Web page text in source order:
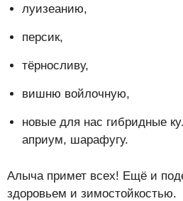
луизеанию,
персик,
тёрносливу,
вишню войлочную,
новые для нас гибридные
априум, шарафугу.
Алыча примет всех! Ещё и
здоровьем и зимостойкостью.